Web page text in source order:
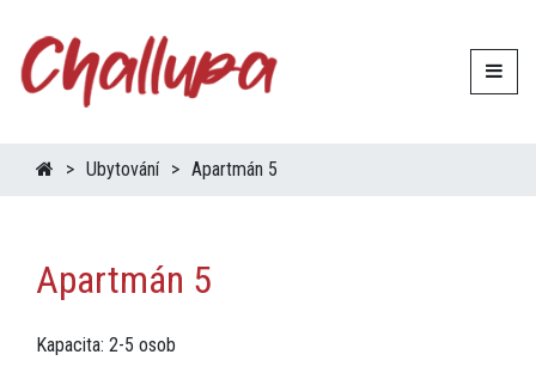
Ubytování Apartmán 5
Apartmán 5
Kapacita: 2-5 osob